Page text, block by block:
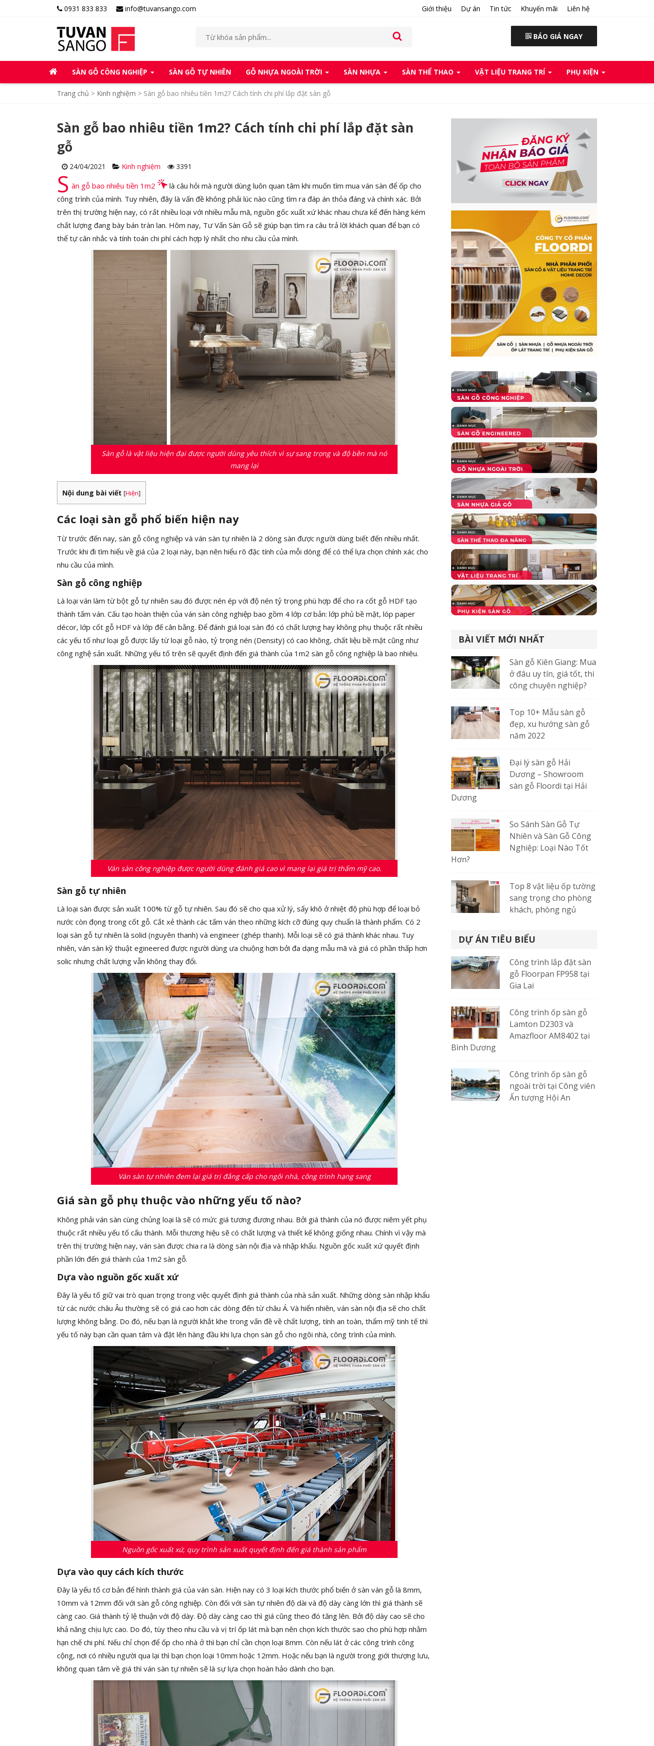
0931 833 833 info@tuvansango.com Giới thiệu Dự án Tin tức Khuyến mãi Liên hệ
BÁO GIÁ NGAY
SÀN GỖ CÔNG NGHIỆP SÀN GỖ TỰ NHIÊN GỖ NHỰA NGOÀI TRỜI SÀN NHỰA SÀN THỂ THAO VẬT LIỆU TRANG TRÍ PHỤ KIỆN
Trang chủ > Kinh nghiệm > Sàn gỗ bao nhiêu tiền 1m2? Cách tính chi phí lắp đặt sàn gỗ
Sàn gỗ bao nhiêu tiền 1m2? Cách tính chi phí lắp đặt sàn
gỗ
24/04/2021 Kinh nghiệm 3391
S àn gỗ bao nhiêu tiền 1m2
là câu hỏi mà người dùng luôn quan tâm khi muốn tìm mua ván sàn để ốp cho
công trình của mình. Tuy nhiên, đây là vấn đề không phải lúc nào cũng tìm ra đáp án thỏa đáng và chính xác. Bởi
trên thị trường hiện nay, có rất nhiều loại với nhiều mẫu mã, nguồn gốc xuất xứ khác nhau chưa kể đến hàng kém
chất lượng đang bày bán tràn lan. Hôm nay, Tư Vấn Sàn Gỗ sẽ giúp bạn tìm ra câu trả lời khách quan để bạn có
thể tự cân nhắc và tính toán chi phí cách hợp lý nhất cho nhu cầu của mình.
Sàn gỗ là vật liệu hiện đại được người dùng yêu thích vì sự sang trọng và độ bền mà nó
mang lại
Nội dung bài viết [Hiện]
Các loại sàn gỗ phổ biến hiện nay
Từ trước đến nay, sàn gỗ công nghiệp và ván sàn tự nhiên là 2 dòng sàn được người dùng biết đến nhiều nhất.
Trước khi đi tìm hiểu về giá của 2 loại này, bạn nên hiểu rõ đặc tính của mỗi dòng để có thể lựa chọn chính xác cho
nhu cầu của mình.
Sàn gỗ công nghiệp
Là loại ván làm từ bột gỗ tự nhiên sau đó được nén ép với độ nén tỷ trọng phù hợp để cho ra cốt gỗ HDF tạo
thành tấm ván. Cấu tạo hoàn thiện của ván sàn công nghiệp bao gồm 4 lớp cơ bản: lớp phủ bề mặt, lóp paper
décor, lớp cốt gỗ HDF và lớp đế cân bằng. Để đánh giá loại sàn đó có chất lượng hay không phụ thuộc rất nhiều
các yếu tố như loại gỗ được lấy từ loại gỗ nào, tỷ trọng nén (Density) có cao không, chất liệu bề mặt cũng như
công nghệ sản xuất. Những yếu tố trên sẽ quyết định đến giá thành của 1m2 sàn gỗ công nghiệp là bao nhiêu.
Ván sàn công nghiệp được người dùng đánh giá cao vì mang lại giá trị thẩm mỹ cao.
Sàn gỗ tự nhiên
Là loại sàn được sản xuất 100% từ gỗ tự nhiên. Sau đó sẽ cho qua xử lý, sấy khô ở nhiệt độ phù hợp để loại bỏ
nước còn đọng trong cốt gỗ. Cắt xẻ thành các tấm ván theo những kích cỡ đúng quy chuẩn là thành phẩm. Có 2
loại sàn gỗ tự nhiên là solid (nguyên thanh) và engineer (ghép thanh). Mỗi loại sẽ có giá thành khác nhau. Tuy
nhiên, ván sàn kỹ thuật egineered được người dùng ưa chuộng hơn bởi đa dạng mẫu mã và giá có phần thấp hơn
solic nhưng chất lượng vẫn không thay đổi.
Ván sàn tự nhiên đem lại giá trị đẳng cấp cho ngôi nhà, công trình hạng sang
Giá sàn gỗ phụ thuộc vào những yếu tố nào?
Không phải ván sàn cùng chủng loại là sẽ có mức giá tương đương nhau. Bởi giá thành của nó được niêm yết phụ
thuộc rất nhiều yếu tố cấu thành. Mỗi thương hiệu sẽ có chất lượng và thiết kế không giống nhau. Chính vì vậy mà
trên thị trường hiện nay, ván sàn được chia ra là dòng sàn nội địa và nhập khẩu. Nguồn gốc xuất xứ quyết định
phần lớn đến giá thành của 1m2 sàn gỗ.
Dựa vào nguồn gốc xuất xứ
Đây là yếu tố giữ vai trò quan trọng trong việc quyết định giá thành của nhà sản xuất. Những dòng sàn nhập khẩu
từ các nước châu Âu thường sẽ có giá cao hơn các dòng đến từ châu Á. Và hiển nhiên, ván sàn nội địa sẽ cho chất
lượng không bằng. Do đó, nếu bạn là người khắt khe trong vấn đề về chất lượng, tính an toàn, thẩm mỹ tinh tế thì
yếu tố này bạn cần quan tâm và đặt lên hàng đầu khi lựa chọn sàn gỗ cho ngôi nhà, công trình của mình.
Nguồn gốc xuất xứ, quy trình sản xuất quyết định đến giá thành sản phẩm
Dựa vào quy cách kích thước
Đây là yếu tố cơ bản để hình thành giá của ván sàn. Hiện nay có 3 loại kích thước phổ biến ở sàn ván gỗ là 8mm,
10mm và 12mm đối với sàn gỗ công nghiệp. Còn đối với sàn tự nhiên độ dài và độ dày càng lớn thì giá thành sẽ
càng cao. Giá thành tỷ lệ thuận với độ dày. Độ dày càng cao thì giá cũng theo đó tăng lên. Bởi độ dày cao sẽ cho
khả năng chịu lực cao. Do đó, tùy theo nhu cầu và vị trí ốp lát mà bạn nên chọn kích thước sao cho phù hợp nhằm
hạn chế chi phí. Nếu chỉ chọn để ốp cho nhà ở thì bạn chỉ cần chọn loại 8mm. Còn nếu lát ở các công trình công
cộng, nơi có nhiều người qua lại thì bạn chọn loại 10mm hoặc 12mm. Hoặc nếu bạn là người trong giới thượng lưu,
không quan tâm về giá thì ván sàn tự nhiên sẽ là sự lựa chọn hoàn hảo dành cho bạn.
BÀI VIẾT MỚI NHẤT
Sàn gỗ Kiên Giang: Mua
ở đâu uy tín, giá tốt, thi
công chuyên nghiệp?
Top 10+ Mẫu sàn gỗ
đẹp, xu hướng sàn gỗ
năm 2022
Đại lý sàn gỗ Hải
Dương – Showroom
sàn gỗ Floordi tại Hải
Dương
So Sánh Sàn Gỗ Tự
Nhiên và Sàn Gỗ Công
Nghiệp: Loại Nào Tốt
Hơn?
Top 8 vật liệu ốp tường
sang trọng cho phòng
khách, phòng ngủ
DỰ ÁN TIÊU BIỂU
Công trình lắp đặt sàn
gỗ Floorpan FP958 tại
Gia Lai
Công trình ốp sàn gỗ
Lamton D2303 và
Amazfloor AM8402 tại
Bình Dương
Công trình ốp sàn gỗ
ngoài trời tại Công viên
Ấn tượng Hội An